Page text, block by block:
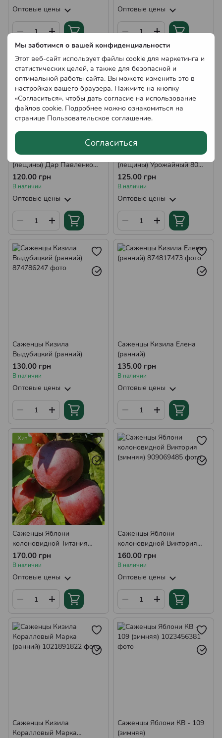
Мы заботимся о вашей конфиденциальности
Этот веб-сайт использует файлы cookie для маркетинга и
статистических целей, а также для безопасной и
оптимальной работы сайта. Вы можете изменить это в
настройках вашего браузера. Нажмите на кнопку
«Согласиться», чтобы дать согласие на использование
файлов cookie. Подробнее можно ознакомиться на
странице Пользовательское соглашение.
Согласиться
Оптовые цены Оптовые цены
Саженцы Фундука
(лещины) Дар Павленко
(средний)
120.00 грн
В наличии
Оптовые цены
Саженцы Фундука
(лещины) Урожайный 80
(средний)
125.00 грн
В наличии
Оптовые цены
Саженцы Кизила
Выдубицкий (ранний)
130.00 грн
В наличии
Оптовые цены
Саженцы Кизила Елена
(ранний)
135.00 грн
В наличии
Оптовые цены
Хит
Саженцы Яблони
колоновидной Титания
(осенняя)
170.00 грн
В наличии
Оптовые цены
Саженцы Яблони
колоновидной Виктория
(зимняя)
160.00 грн
В наличии
Оптовые цены
Саженцы Кизила
Коралловый Марка
Саженцы Яблони КВ - 109
(зимняя)